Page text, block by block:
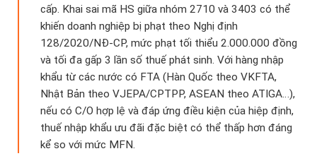
cấp. Khai sai mã HS giữa nhóm 2710 và 3403 có thể
khiến doanh nghiệp bị phạt theo Nghị định
128/2020/NĐ-CP, mức phạt tối thiểu 2.000.000 đồng
và tối đa gấp 3 lần số thuế phát sinh. Với hàng nhập
khẩu từ các nước có FTA (Hàn Quốc theo VKFTA,
Nhật Bản theo VJEPA/CPTPP, ASEAN theo ATIGA…),
nếu có C/O hợp lệ và đáp ứng điều kiện của hiệp định,
thuế nhập khẩu ưu đãi đặc biệt có thể thấp hơn đáng
kể so với mức MFN.